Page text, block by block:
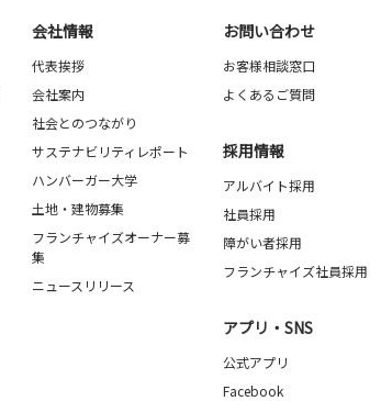
会社情報
代表挨拶
会社案内
社会とのつながり
サステナビリティレポート
ハンバーガー大学
土地・建物募集
フランチャイズオーナー募
集
ニュースリリース
お問い合わせ
お客様相談窓口
よくあるご質問
採用情報
アルバイト採用
社員採用
障がい者採用
フランチャイズ社員採用
アプリ・SNS
公式アプリ
Facebook